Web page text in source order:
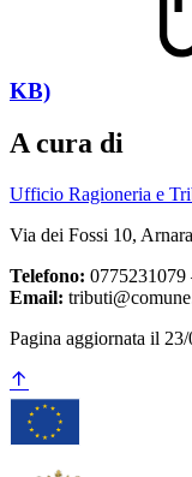
KB)
A cura di
Ufficio Ragioneria e
Via dei Fossi 10,
Telefono: 0775231079
Email:
Pagina aggiornata il